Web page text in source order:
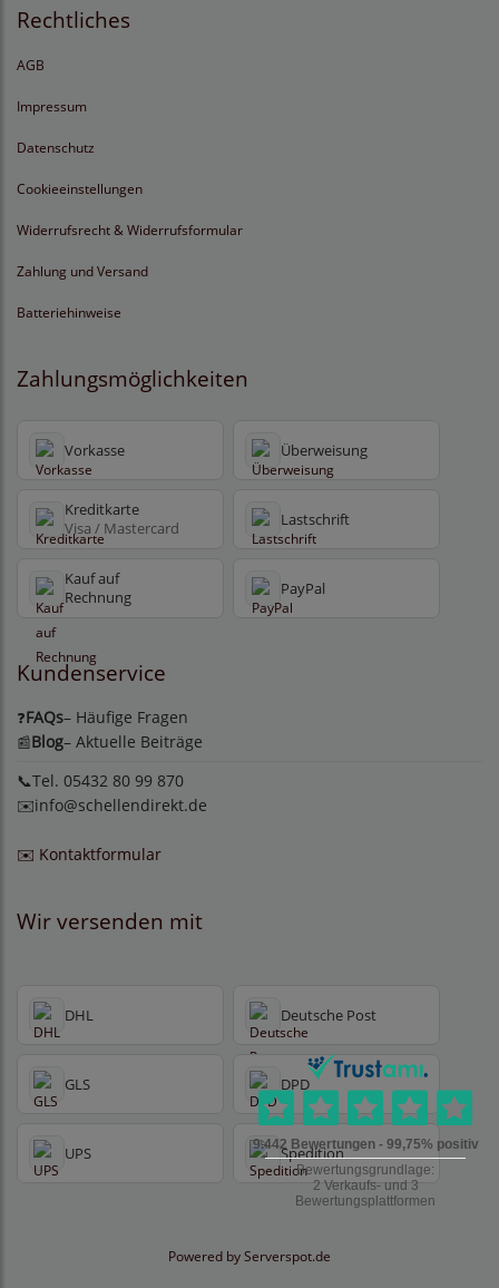
Rechtliches
AGB
Impressum
Datenschutz
Cookieeinstellungen
Widerrufsrecht & Widerrufsformular
Zahlung und Versand
Batteriehinweise
Zahlungsmöglichkeiten
Vorkasse Überweisung
Kreditkarte
Visa / Mastercard Lastschrift
Kauf auf
Rechnung
PayPal
Kundenservice
❓FAQs– Häufige Fragen
📰Blog– Aktuelle Beiträge
📞Tel. 05432 80 99 870
✉️info@schellendirekt.de
✉️ Kontaktformular
Wir versenden mit
DHL Deutsche Post
GLS DPD
UPS Spedition
Powered byServerspot.de